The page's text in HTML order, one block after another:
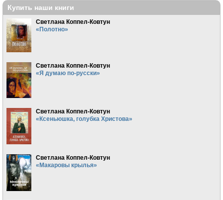
Купить наши книги
Светлана Коппел-Ковтун
«Полотно»
Светлана Коппел-Ковтун
«Я думаю по-русски»
Светлана Коппел-Ковтун
«Ксеньюшка, голубка Христова»
Светлана Коппел-Ковтун
«Макаровы крылья»